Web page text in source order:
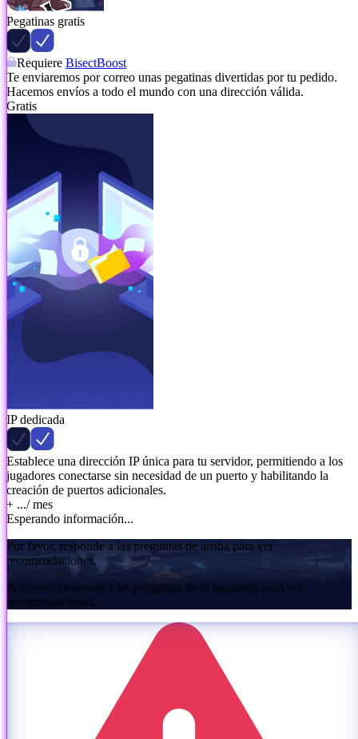
Pegatinas gratis
Requiere BisectBoost
Te enviaremos por correo unas pegatinas divertidas por tu pedido.
Hacemos envíos a todo el mundo con una dirección válida.
Gratis
IP dedicada
Establece una dirección IP única para tu servidor, permitiendo a los
jugadores conectarse sin necesidad de un puerto y habilitando la
creación de puertos adicionales.
+ .../ mes
Esperando información...
Por favor, responde a las preguntas de arriba para ver
recomendaciones.
Por favor, responde a las preguntas de la izquierda para ver
recomendaciones.